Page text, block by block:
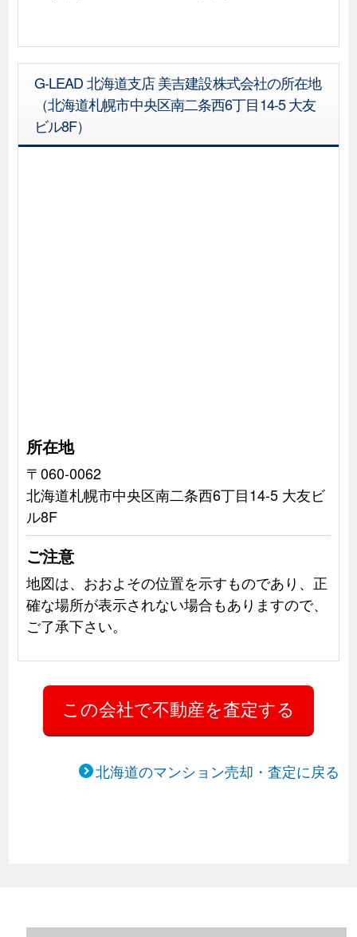
G-LEAD 北海道支店 美吉建設株式会社の所在地
（北海道札幌市中央区南二条西6丁目14-5 大友
ビル8F）
所在地
〒060-0062
北海道札幌市中央区南二条西6丁目14-5 大友ビ
ル8F
ご注意
地図は、おおよその位置を示すものであり、正
確な場所が表示されない場合もありますので、
ご了承下さい。
北海道のマンション売却・査定に戻る